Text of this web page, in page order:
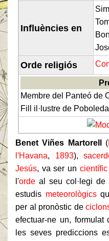
Influències en
Orde religiós
Membre del Panteó de
Fill il·lustre de Poboleda
Benet Viñes Martorell (
l'Havana, 1893),
Jesús, va ser un científic
l'orde al seu col·legi
estudis meteorològics
per al pronòstic de
efectuar-ne un, formulat
les seves prediccions